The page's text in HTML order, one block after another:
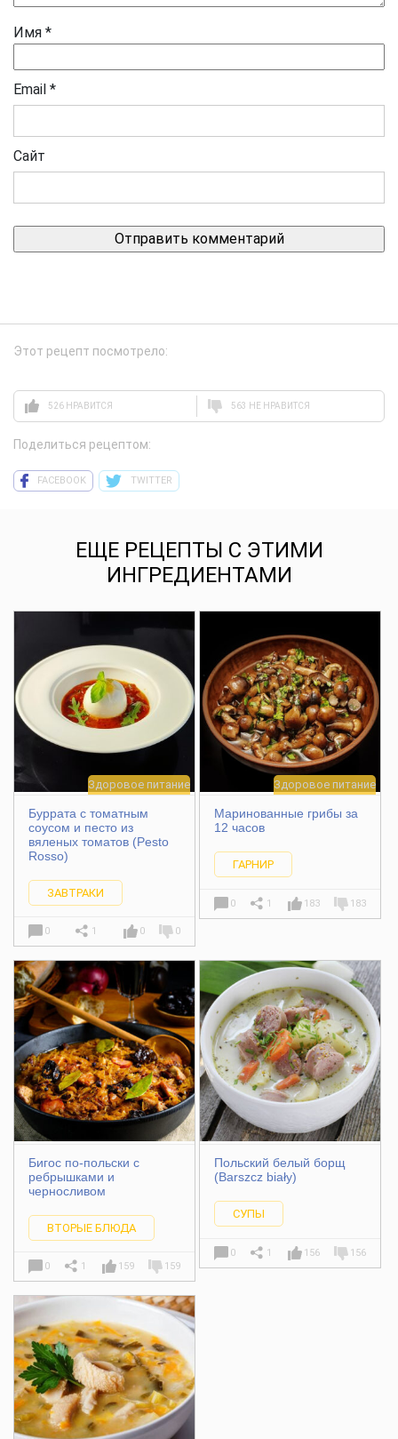
Имя *
Email *
Сайт
Этот рецепт посмотрело:
526 НРАВИТСЯ 563 НЕ НРАВИТСЯ
Поделиться рецептом:
FACEBOOK TWITTER
ЕЩЕ РЕЦЕПТЫ С ЭТИМИ
ИНГРЕДИЕНТАМИ
Здоровое питание
Буррата с томатным
соусом и песто из
вяленых томатов (Pesto
Rosso)
ЗАВТРАКИ
0 1 0 0
Здоровое питание
Маринованные грибы за
12 часов
ГАРНИР
0 1 183 183
Бигос по-польски с
ребрышками и
черносливом
ВТОРЫЕ БЛЮДА
0 1 159 159
Польский белый борщ
(Barszcz biały)
СУПЫ
0 1 156 156